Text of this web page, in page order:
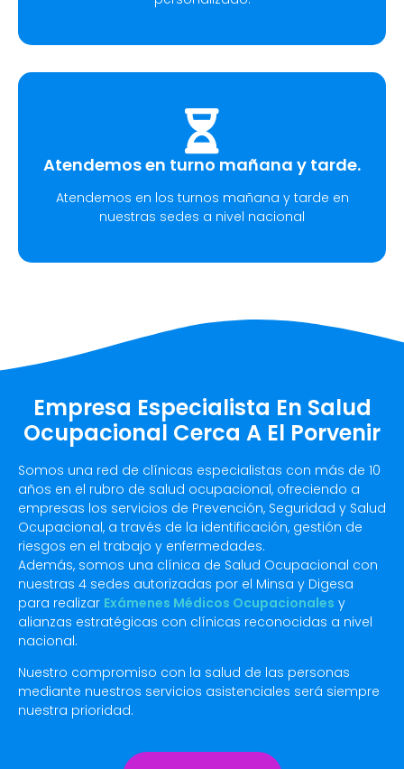
Atendemos en turno mañana y tarde.
Atendemos en los turnos mañana y tarde en
nuestras sedes a nivel nacional
Empresa Especialista En Salud
Ocupacional Cerca A El Porvenir
Somos una red de clínicas especialistas con más de 10
años en el rubro de salud ocupacional, ofreciendo a
empresas los servicios de Prevención, Seguridad y Salud
Ocupacional, a través de la identificación, gestión de
riesgos en el trabajo y enfermedades.
Además, somos una clínica de Salud Ocupacional con
nuestras 4 sedes autorizadas por el Minsa y Digesa
para realizar Exámenes Médicos Ocupacionales y
alianzas estratégicas con clínicas reconocidas a nivel
nacional.
Nuestro compromiso con la salud de las personas
mediante nuestros servicios asistenciales será siempre
nuestra prioridad.